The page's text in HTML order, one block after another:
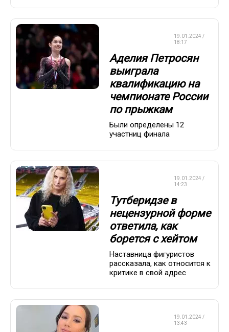
19.01.2024 /
18:17
Аделия Петросян
выиграла
квалификацию на
чемпионате России
по прыжкам
Были определены 12
участниц финала
19.01.2024 /
14:23
Тутберидзе в
нецензурной форме
ответила, как
борется с хейтом
Наставница фигуристов
рассказала, как относится к
критике в свой адрес
19.01.2024 /
13:43